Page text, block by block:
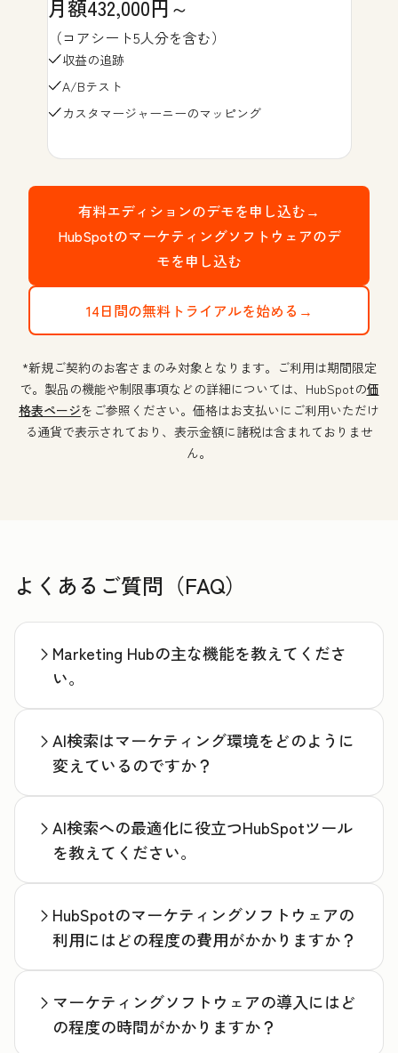
月額432,000円～
（コアシート5人分を含む）
収益の追跡
A/Bテスト
カスタマージャーニーのマッピング
有料エディションのデモを申し込む→
HubSpotのマーケティングソフトウェアのデ
モを申し込む
14日間の無料トライアルを始める→
*新規ご契約のお客さまのみ対象となります。ご利用は期間限定
で。製品の機能や制限事項などの詳細については、HubSpotの価
格表ページをご参照ください。価格はお支払いにご利用いただけ
る通貨で表示されており、表示金額に諸税は含まれておりませ
ん。
よくあるご質問（FAQ）
Marketing Hubの主な機能を教えてくださ
い。
AI検索はマーケティング環境をどのように
変えているのですか？
AI検索への最適化に役立つHubSpotツール
を教えてください。
HubSpotのマーケティングソフトウェアの
利用にはどの程度の費用がかかりますか？
マーケティングソフトウェアの導入にはど
の程度の時間がかかりますか？